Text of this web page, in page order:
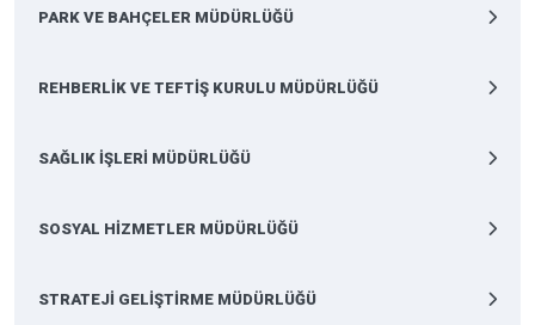
PARK VE BAHÇELER MÜDÜRLÜĞÜ
REHBERLİK VE TEFTİŞ KURULU MÜDÜRLÜĞÜ
SAĞLIK İŞLERİ MÜDÜRLÜĞÜ
SOSYAL HİZMETLER MÜDÜRLÜĞÜ
STRATEJİ GELİŞTİRME MÜDÜRLÜĞÜ